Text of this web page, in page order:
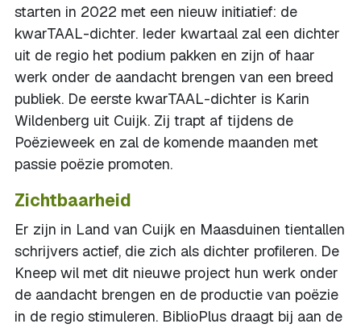
starten in 2022 met een nieuw initiatief: de
kwarTAAL-dichter. Ieder kwartaal zal een dichter
uit de regio het podium pakken en zijn of haar
werk onder de aandacht brengen van een breed
publiek. De eerste kwarTAAL-dichter is Karin
Wildenberg uit Cuijk. Zij trapt af tijdens de
Poëzieweek en zal de komende maanden met
passie poëzie promoten.
Zichtbaarheid
Er zijn in Land van Cuijk en Maasduinen tientallen
schrijvers actief, die zich als dichter profileren. De
Kneep wil met dit nieuwe project hun werk onder
de aandacht brengen en de productie van poëzie
in de regio stimuleren. BiblioPlus draagt bij aan de